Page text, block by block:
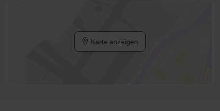
Karte anzeigen